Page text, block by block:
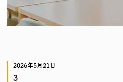
2026年5月21日
3